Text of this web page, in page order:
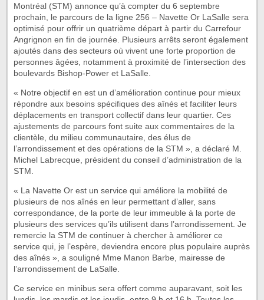
Montréal (STM) annonce qu’à compter du 6 septembre
prochain, le parcours de la ligne 256 – Navette Or LaSalle sera
optimisé pour offrir un quatrième départ à partir du Carrefour
Angrignon en fin de journée. Plusieurs arrêts seront également
ajoutés dans des secteurs où vivent une forte proportion de
personnes âgées, notamment à proximité de l’intersection des
boulevards Bishop-Power et LaSalle.
« Notre objectif en est un d’amélioration continue pour mieux
répondre aux besoins spécifiques des aînés et faciliter leurs
déplacements en transport collectif dans leur quartier. Ces
ajustements de parcours font suite aux commentaires de la
clientèle, du milieu communautaire, des élus de
l’arrondissement et des opérations de la STM », a déclaré M.
Michel Labrecque, président du conseil d’administration de la
STM.
« La Navette Or est un service qui améliore la mobilité de
plusieurs de nos aînés en leur permettant d’aller, sans
correspondance, de la porte de leur immeuble à la porte de
plusieurs des services qu’ils utilisent dans l’arrondissement. Je
remercie la STM de continuer à chercher à améliorer ce
service qui, je l’espère, deviendra encore plus populaire auprès
des aînés », a souligné Mme Manon Barbe, mairesse de
l’arrondissement de LaSalle.
Ce service en minibus sera offert comme auparavant, soit les